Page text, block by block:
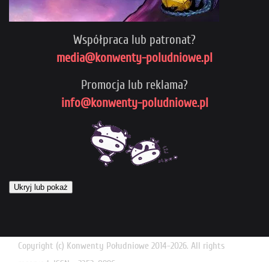
Współpraca lub patronat?
media@konwenty-poludniowe.pl
Promocja lub reklama?
info@konwenty-poludniowe.pl
Ukryj lub pokaż
Copyright (c) Konwenty Południowe 2014-2026. All rights